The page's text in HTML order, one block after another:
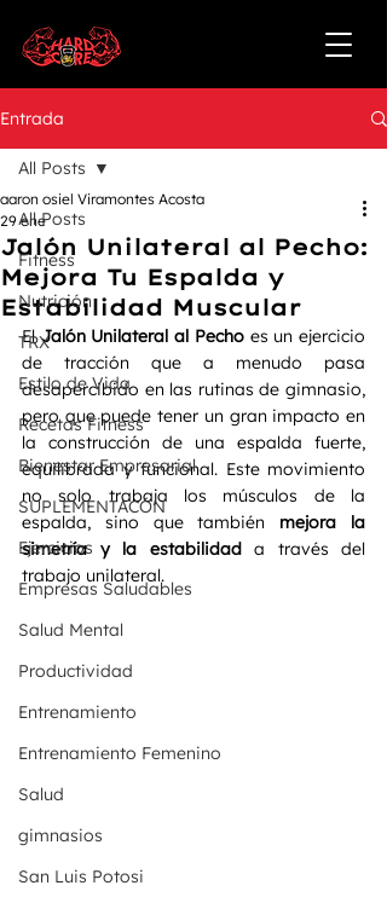
Entrada
All Posts
Fitness
Nutrición
TRX
Estilo de Vida
Recetas Fitness
Bienestar Empresarial
SUPLEMENTACÓN
Ejercicios
Empresas Saludables
Salud Mental
Productividad
Entrenamiento
Entrenamiento Femenino
Salud
gimnasios
San Luis Potosi
All Posts
Jalón Unilateral al Pecho:
Mejora Tu Espalda y
Estabilidad Muscular
aaron osiel Viramontes Acosta
29 ene
El Jalón Unilateral al Pecho es un ejercicio
de tracción que a menudo pasa
desapercibido en las rutinas de gimnasio,
pero que puede tener un gran impacto en
la construcción de una espalda fuerte,
equilibrada y funcional. Este movimiento
no solo trabaja los músculos de la
espalda, sino que también mejora la
simetría y la estabilidad a través del
trabajo unilateral.